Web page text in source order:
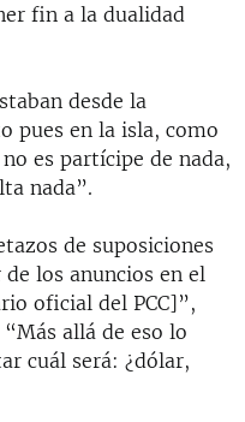
fin a la dualidad
desde la
pues en la isla, como
es partícipe de nada,
nada”.
de suposiciones
los anuncios en el
oficial del PCC]”,
allá de eso lo
cuál será: ¿dólar,